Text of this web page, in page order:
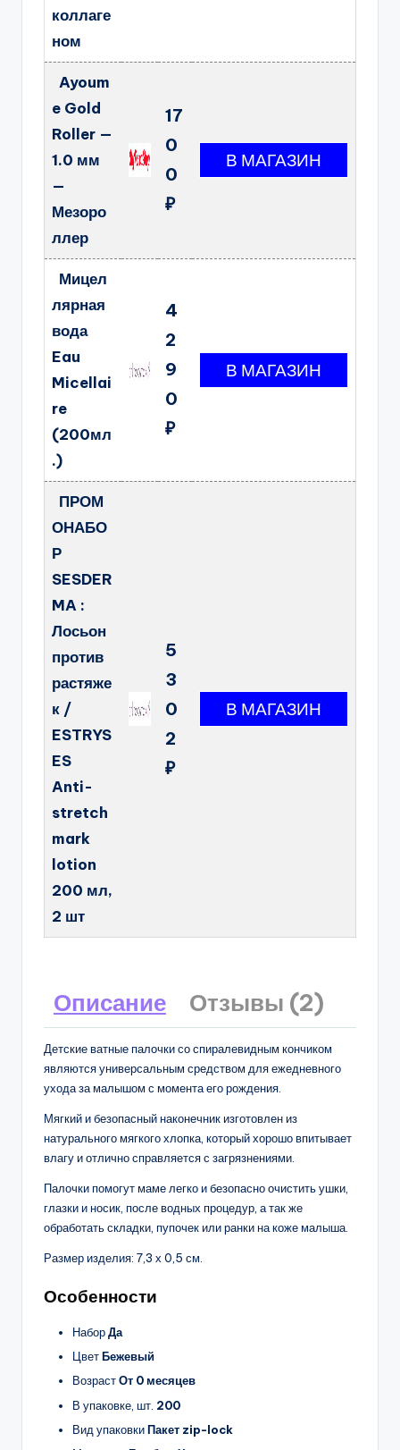
коллаге
ном
Ayoum
e Gold
Roller —
1.0 мм
—
Мезоро
ллер
17
0
0
₽
Мицел
лярная
вода
Eau
Micellai
re
(200мл
.)
4
2
9
0
₽
ПРОМ
ОНАБО
Р
SESDER
MA :
Лосьон
против
растяже
к /
ESTRYS
ES
Anti-
stretch
mark
lotion
200 мл,
2 шт
5
3
0
2
₽
Описание Отзывы (2)
Детские ватные палочки со спиралевидным кончиком
являются универсальным средством для ежедневного
ухода за малышом с момента его рождения.
Мягкий и безопасный наконечник изготовлен из
натурального мягкого хлопка, который хорошо впитывает
влагу и отлично справляется с загрязнениями.
Палочки помогут маме легко и безопасно очистить ушки,
глазки и носик, после водных процедур, а так же
обработать складки, пупочек или ранки на коже малыша.
Размер изделия: 7,3 х 0,5 см.
Особенности
НаборДа
ЦветБежевый
ВозрастОт 0 месяцев
В упаковке, шт. 200
Вид упаковкиПакет zip-lock